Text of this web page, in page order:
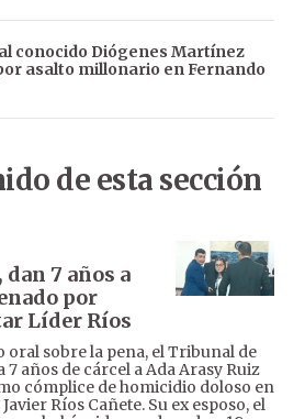
conocido Diógenes Martínez
asalto millonario en Fernando
de esta sección
7 años a
por
Líder Ríos
oral sobre la pena, el Tribunal de
años de cárcel a Ada Arasy Ruiz
cómplice de homicidio doloso en
Ríos Cañete. Su ex esposo, el